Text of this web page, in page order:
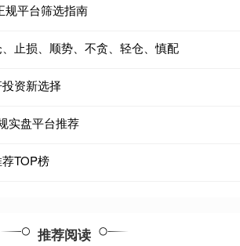
规平台筛选指南
止损、顺势、不贪、轻仓、慎配
资新选择
实盘平台推荐
TOP榜
推荐阅读